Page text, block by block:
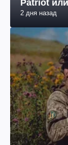
Политика
Patriot
2 дня назад